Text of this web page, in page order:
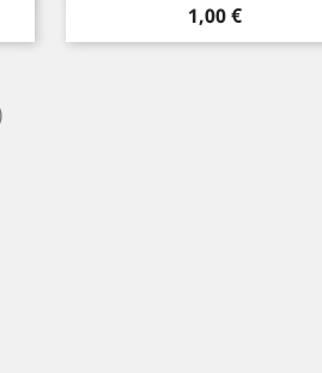
Kaina
1,00 €